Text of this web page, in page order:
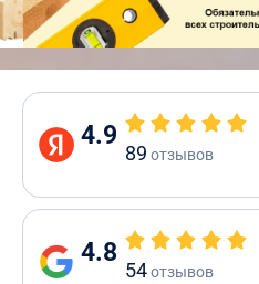
4.9
89 отзывов
4.8
54отзывов